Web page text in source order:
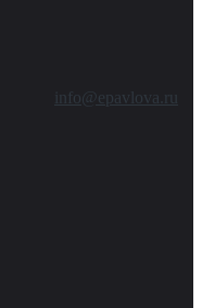
info@epavlova.ru